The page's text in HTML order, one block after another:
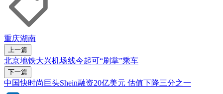
重庆湖南
上一篇
北京地铁大兴机场线今起可“刷掌”乘车
下一篇
中国快时尚巨头Shein融资20亿美元 估值下降三分之一